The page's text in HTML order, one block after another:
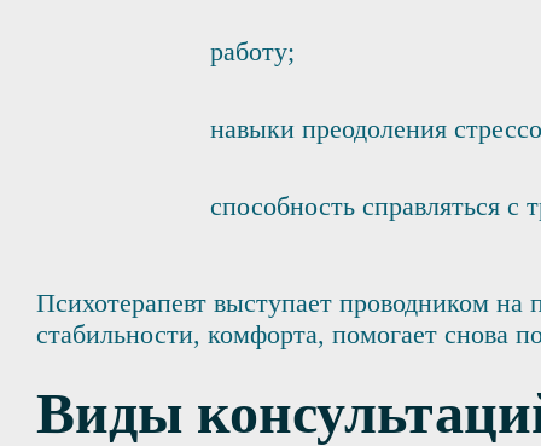
работу;
навыки преодоления
способность справляться с
Психотерапевт выступает проводником на
стабильности, комфорта, помогает снова
Виды